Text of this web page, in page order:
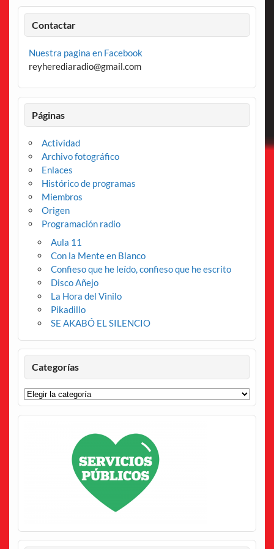
Contactar
Nuestra pagina en Facebook
reyherediaradio@gmail.com
Páginas
Actividad
Archivo fotográfico
Enlaces
Histórico de programas
Miembros
Origen
Programación radio
Aula 11
Con la Mente en Blanco
Confieso que he leído, confieso que he escrito
Disco Añejo
La Hora del Vinilo
Pikadillo
SE AKABÓ EL SILENCIO
Categorías
Categorías